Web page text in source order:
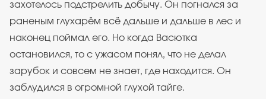
захотелось подстрелить добычу. Он погнался за
раненым глухарём всё дальше и дальше в лес и
наконец поймал его. Но когда Васютка
остановился, то с ужасом понял, что не делал
зарубок и совсем не знает, где находится. Он
заблудился в огромной глухой тайге.